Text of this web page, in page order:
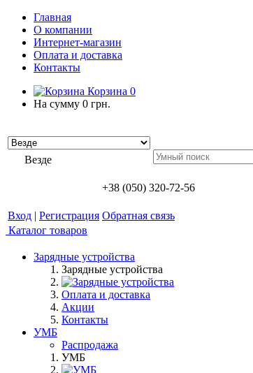
Главная
О компании
Интернет-магазин
Оплата и доставка
Контакты
Корзина 0
На сумму 0 грн.
Везде
+38 (050) 320-72-56
Вход | Регистрация Обратная связь
Каталог товаров
Зарядные устройства
Зарядные устройства
Оплата и доставка
Акции
Контакты
УМБ
Распродажа
УМБ